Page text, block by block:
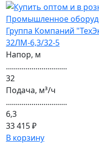
32ЛМ-6,3/32-5
Напор, м
...............................
32
Подача, м³/ч
...............................
6,3
33 415 ₽
В корзину